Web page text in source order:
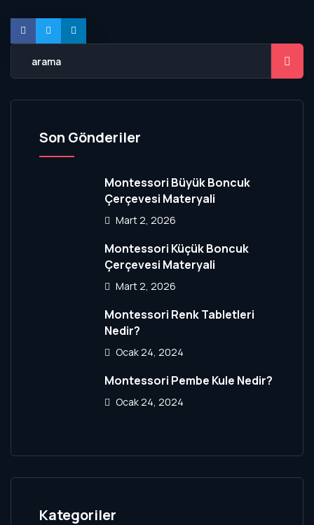
Son Gönderiler
Montessori Büyük Boncuk
Çerçevesi Materyali
Mart 2, 2026
Montessori Küçük Boncuk
Çerçevesi Materyali
Mart 2, 2026
Montessori Renk Tabletleri
Nedir?
Ocak 24, 2024
Montessori Pembe Kule Nedir?
Ocak 24, 2024
Kategoriler